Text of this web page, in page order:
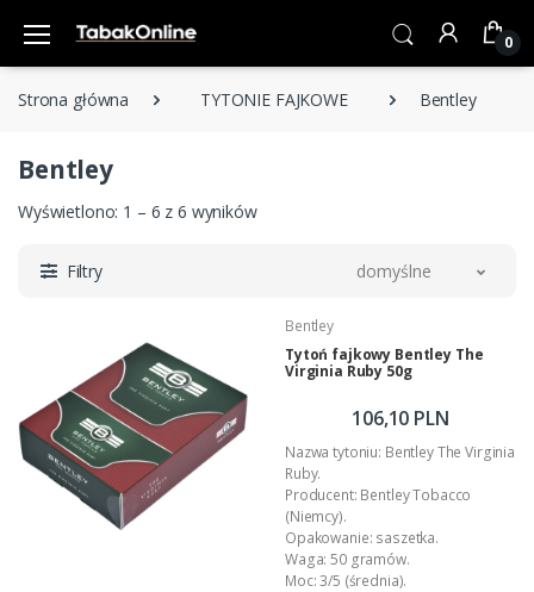
0
Strona główna TYTONIE FAJKOWE Bentley
Bentley
Wyświetlono: 1 – 6 z 6 wyników
Filtry domyślne
Bentley
Tytoń fajkowy Bentley The
Virginia Ruby 50g
106,10 PLN
Nazwa tytoniu: Bentley The Virginia
Ruby.
Producent: Bentley Tobacco
(Niemcy).
Opakowanie: saszetka.
Waga: 50 gramów.
Moc: 3/5 (średnia).